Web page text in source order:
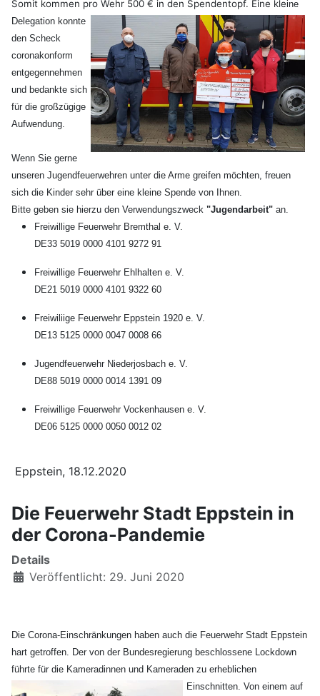
Somit kommen pro Wehr 500 € in den Spendentopf. Eine kleine
Delegation konnte
den Scheck
coronakonform
entgegennehmen
und bedankte sich
für die großzügige
Aufwendung.
Wenn Sie gerne
unseren Jugendfeuerwehren unter die Arme greifen möchten, freuen
sich die Kinder sehr über eine kleine Spende von Ihnen.
Bitte geben sie hierzu den Verwendungszweck "Jugendarbeit" an.
Freiwillige Feuerwehr Bremthal e. V.
DE33 5019 0000 4101 9272 91
Freiwillige Feuerwehr Ehlhalten e. V.
DE21 5019 0000 4101 9322 60
Freiwiliige Feuerwehr Eppstein 1920 e. V.
DE13 5125 0000 0047 0008 66
Jugendfeuerwehr Niederjosbach e. V.
DE88 5019 0000 0014 1391 09
Freiwillige Feuerwehr Vockenhausen e. V.
DE06 5125 0000 0050 0012 02
Eppstein, 18.12.2020
Die Feuerwehr Stadt Eppstein in
der Corona-Pandemie
Details
Veröffentlicht: 29. Juni 2020
Die Corona-Einschränkungen haben auch die Feuerwehr Stadt Eppstein
hart getroffen. Der von der Bundesregierung beschlossene Lockdown
führte für die Kameradinnen und Kameraden zu erheblic hen
Einschnitten. Von einem auf